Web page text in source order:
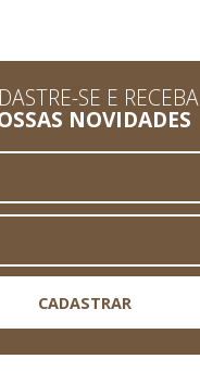
SE E RECEBA
NOVIDADES
CADASTRAR